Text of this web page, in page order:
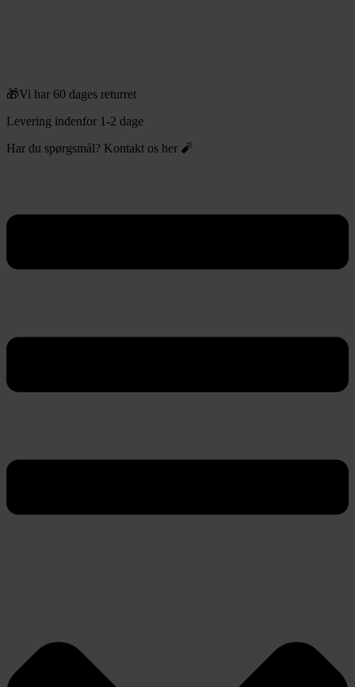
🎁Vi har 60 dages returret
Levering indenfor 1-2 dage
Har du spørgsmål? Kontakt os her 🧨